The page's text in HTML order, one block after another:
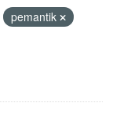
pemantik